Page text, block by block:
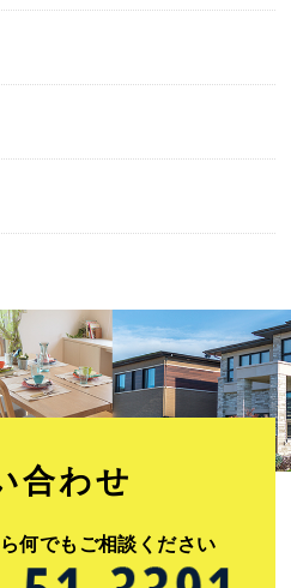
合わせ​
何でもご相談ください​